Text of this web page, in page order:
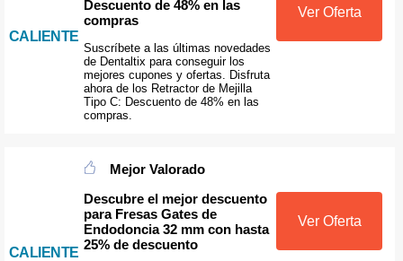
CALIENTE
Descuento de 48% en las
compras
Suscríbete a las últimas novedades
de Dentaltix para conseguir los
mejores cupones y ofertas. Disfruta
ahora de los Retractor de Mejilla
Tipo C: Descuento de 48% en las
compras.
Ver Oferta
CALIENTE
Mejor Valorado
Descubre el mejor descuento
para Fresas Gates de
Endodoncia 32 mm con hasta
25% de descuento
Ver Oferta